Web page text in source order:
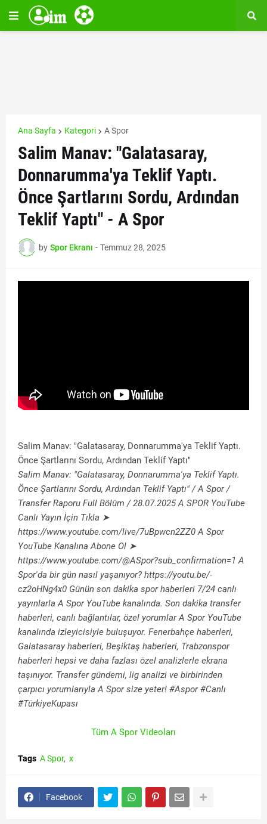
Ana Sayfa Kategori A Spor
Salim Manav: "Galatasaray,
Donnarumma'ya Teklif Yaptı.
Önce Şartlarını Sordu, Ardından
Teklif Yaptı" - A Spor
by Spor Ekranı - Temmuz 28, 2025
Salim Manav: "Galatasaray, Donnarumma'ya Teklif Yaptı.
Önce Şartlarını Sordu, Ardından Teklif Yaptı"
Salim Manav: "Galatasaray, Donnarumma'ya Teklif Yaptı.
Önce Şartlarını Sordu, Ardından Teklif Yaptı" / A Spor /
Transfer Raporu Full Bölüm / 28.07.2025 A SPOR YouTube
Canlı Yayın İçin Tıkla ➤
https://www.youtube.com/live/7uBpwcn2ZZ0 A Spor
YouTube Kanalına Abone Ol ➤
https://www.youtube.com/@ASpor?sub_confirmation=1 A
Spor'da bir gün nasıl yaşanıyor? https://youtu.be/-
cz2oHNg4x0 Günün son dakika spor haberleri 7/24 canlı
yayınlarla A Spor YouTube kanalında. Son dakika transfer
haberleri, canlı bağlantılar, özel yorumlar A Spor YouTube
kanalında izleyicisiyle buluşuyor. Fenerbahçe haberleri,
Galatasaray haberleri, Beşiktaş haberleri, Trabzonspor
haberleri hepsi ve daha fazlası özel analizlerle ekrana
taşınıyor. Transfer gündemi, lig analizi ve birbirinden
çarpıcı yorumlarıyla A Spor size yeter! #Aspor #Canlı
#TürkiyeKupası
Tüm A Spor Videoları
Tags A Spor x
Facebook